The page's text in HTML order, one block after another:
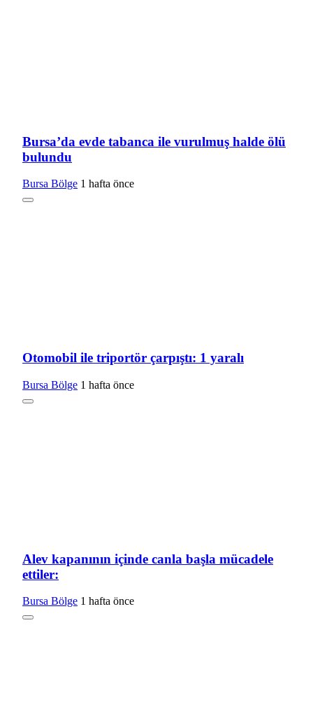
Bursa’da evde tabanca ile vurulmuş halde ölü
bulundu
Bursa Bölge 1 hafta önce
Otomobil ile triportör çarpıştı: 1 yaralı
Bursa Bölge 1 hafta önce
Alev kapanının içinde canla başla mücadele
ettiler:
Bursa Bölge 1 hafta önce